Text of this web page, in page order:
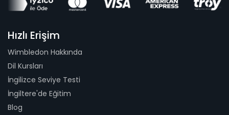
Hızlı Erişim
Wimbledon Hakkında
Dil Kursları
İngilizce Seviye Testi
İngiltere'de Eğitim
Blog